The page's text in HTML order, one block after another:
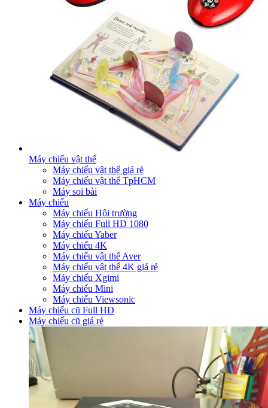
Máy chiếu vật thể
Máy chiếu vật thể giá rẻ
Máy chiếu vật thể TpHCM
Máy soi bài
Máy chiếu
Máy chiếu Hội trường
Máy chiếu Full HD 1080
Máy chiếu Yaber
Máy chiếu 4K
Máy chiếu vật thể Aver
Máy chiếu vật thể 4K giá rẻ
Máy chiếu Xgimi
Máy chiếu Mini
Máy chiếu Viewsonic
Máy chiếu cũ Full HD
Máy chiếu cũ giá rẻ